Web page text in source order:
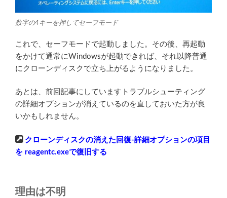
数字の4キーを押してセーフモード
これで、セーフモードで起動しました。その後、再起動
をかけて通常にWindowsが起動できれば、それ以降普通
にクローンディスクで立ち上がるようになりました。
あとは、前回記事にしていますトラブルシューティング
の詳細オプションが消えているのを直しておいた方が良
いかもしれません。
クローンディスクの消えた回復-詳細オプションの項目
を reagentc.exeで復旧する
理由は不明